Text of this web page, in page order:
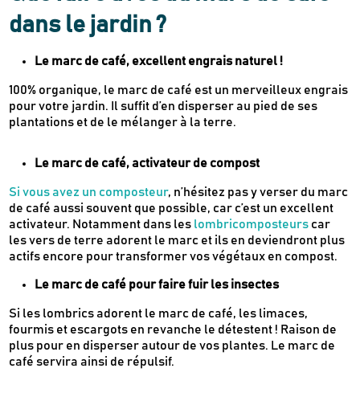
Inscrivez-vous
Des guides d’achats de produits éco-
consommer
Nos dernières actus & codes promo
Je m'inscris
& recettes
approuvés par Le Kaba !
dans le jardin ?
Le marc de café, excellent engrais naturel !
100% organique, le marc de café est un merveilleux engrais
pour votre jardin. Il suffit d’en disperser au pied de ses
plantations et de le mélanger à la terre.
Le marc de café, activateur de compost
Si vous avez un composteur, n’hésitez pas y verser du marc
de café aussi souvent que possible, car c’est un excellent
activateur. Notamment dans les lombricomposteurs car
les vers de terre adorent le marc et ils en deviendront plus
actifs encore pour transformer vos végétaux en compost.
Le marc de café pour faire fuir les insectes
Si les lombrics adorent le marc de café, les limaces,
fourmis et escargots en revanche le détestent ! Raison de
plus pour en disperser autour de vos plantes. Le marc de
café servira ainsi de répulsif.